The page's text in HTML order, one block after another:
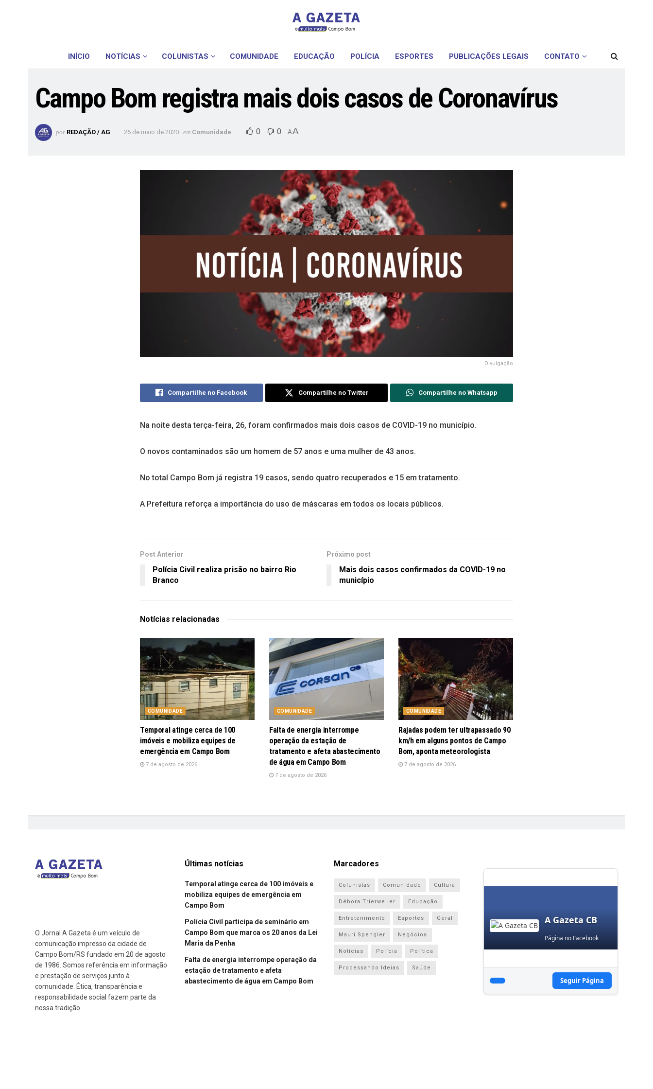
INÍCIO NOTÍCIAS COLUNISTAS COMUNIDADE EDUCAÇÃO POLÍCIA ESPORTES PUBLICAÇÕES LEGAIS CONTATO
Campo Bom registra mais dois casos de Coronavírus
por REDAÇÃO / AG 26 de maio de 2020 em Comunidade 0 0 AA
Divulgação
Compartilhe no Facebook Compartilhe no Twitter Compartilhe no Whatsapp
Na noite desta terça-feira, 26, foram confirmados mais dois casos de COVID-19 no município.
O novos contaminados são um homem de 57 anos e uma mulher de 43 anos.
No total Campo Bom já registra 19 casos, sendo quatro recuperados e 15 em tratamento.
A Prefeitura reforça a importância do uso de máscaras em todos os locais públicos.
Post Anterior
Polícia Civil realiza prisão no bairro Rio
Branco
Próximo post
Mais dois casos confirmados da COVID-19 no
município
Notícias relacionadas
COMUNIDADE
Temporal atinge cerca de 100
imóveis e mobiliza equipes de
emergência em Campo Bom
7 de agosto de 2026
COMUNIDADE
Falta de energia interrompe
operação da estação de
tratamento e afeta abastecimento
de água em Campo Bom
7 de agosto de 2026
COMUNIDADE
Rajadas podem ter ultrapassado 90
km/h em alguns pontos de Campo
Bom, aponta meteorologista
7 de agosto de 2026
O Jornal A Gazeta é um veículo de
comunicação impresso da cidade de
Campo Bom/RS fundado em 20 de agosto
de 1986. Somos referência em informação
e prestação de serviços junto à
comunidade. Ética, transparência e
responsabilidade social fazem parte da
nossa tradição.
Últimas notícias
Temporal atinge cerca de 100 imóveis e
mobiliza equipes de emergência em
Campo Bom
Polícia Civil participa de seminário em
Campo Bom que marca os 20 anos da Lei
Maria da Penha
Falta de energia interrompe operação da
estação de tratamento e afeta
abastecimento de água em Campo Bom
Marcadores
Colunistas Comunidade Cultura
Débora Trierweiler Educação
Entretenimento Esportes Geral
Mauri Spengler Negócios
Notícias Polícia Política
Processando Ideias Saúde
A Gazeta CB
Página no Facebook
Seguir Página